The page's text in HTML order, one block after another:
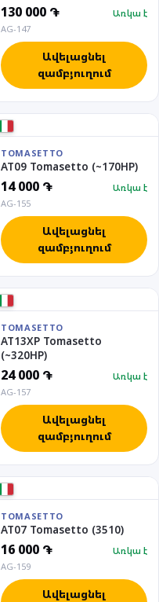
130 000 ֏
Առկա է
AG-147
Ավելացնել
զամբյուղում
TOMASETTO
AT09 Tomasetto (~170HP)
14 000 ֏
Առկա է
AG-155
Ավելացնել
զամբյուղում
TOMASETTO
AT13XP Tomasetto
(~320HP)
24 000 ֏
Առկա է
AG-157
Ավելացնել
զամբյուղում
TOMASETTO
AT07 Tomasetto (3510)
16 000 ֏
Առկա է
AG-159
Ավելացնել